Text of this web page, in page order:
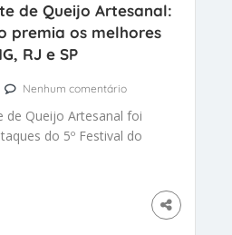
de Queijo Artesanal:
premia os melhores
RJ e SP
Nenhum comentário
de Queijo Artesanal foi
do 5º Festival do